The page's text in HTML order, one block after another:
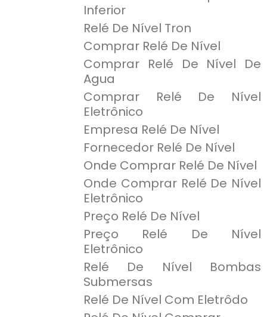
Inferior
Relé De Nível Tron
Comprar Relé De Nível
Comprar Relé De Nível De
Agua
Comprar Relé De Nível
Eletrônico
Empresa Relé De Nível
Fornecedor Relé De Nível
Onde Comprar Relé De Nível
Onde Comprar Relé De Nível
Eletrônico
Preço Relé De Nível
Preço Relé De Nível
Eletrônico
Relé De Nível Bombas
Submersas
Relé De Nível Com Eletrôdo